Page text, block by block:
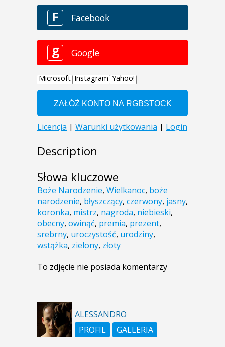
Description
Słowa kluczowe
Boże Narodzenie, Wielkanoc, boże
narodzenie, błyszczący, czerwony, jasny,
koronka, mistrz, nagroda, niebieski,
obecny, owinąć, premia, prezent,
srebrny, uroczystość, urodziny,
wstążka, zielony, złoty
To zdjęcie nie posiada komentarzy
ALESSANDRO
PROFIL
GALLERIA